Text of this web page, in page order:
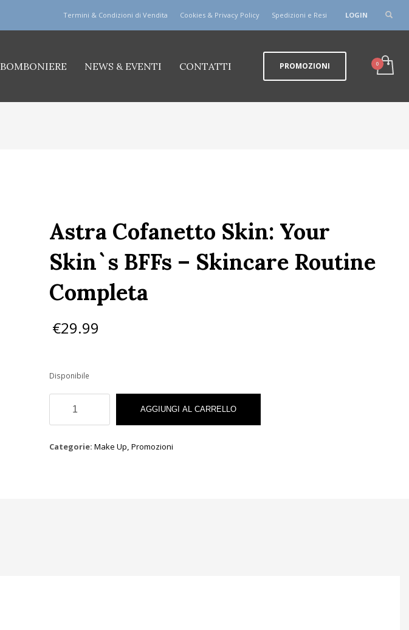
Termini & Condizioni di Vendita Cookies & Privacy Policy Spedizioni e Resi LOGIN
BOMBONIERE NEWS & EVENTI CONTATTI PROMOZIONI
Astra Cofanetto Skin: Your
Skin`s BFFs – Skincare Routine
Completa
€29.99
Disponibile
Astra
Cofanetto
Skin:
Skin`s
AGGIUNGI AL CARRELLO
Categorie: Make Up, Promozioni